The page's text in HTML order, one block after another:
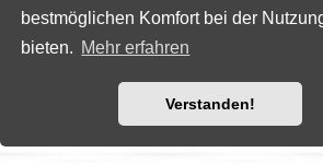
bestmöglichen Komfort bei der
bieten. Mehr erfahren
Verstanden!